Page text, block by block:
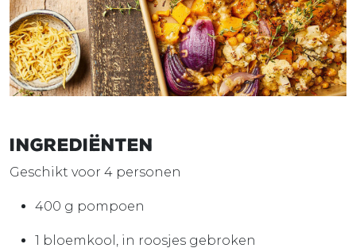
Ingrediënten
Geschikt voor 4 personen
400 g pompoen
1 bloemkool, in roosjes gebroken